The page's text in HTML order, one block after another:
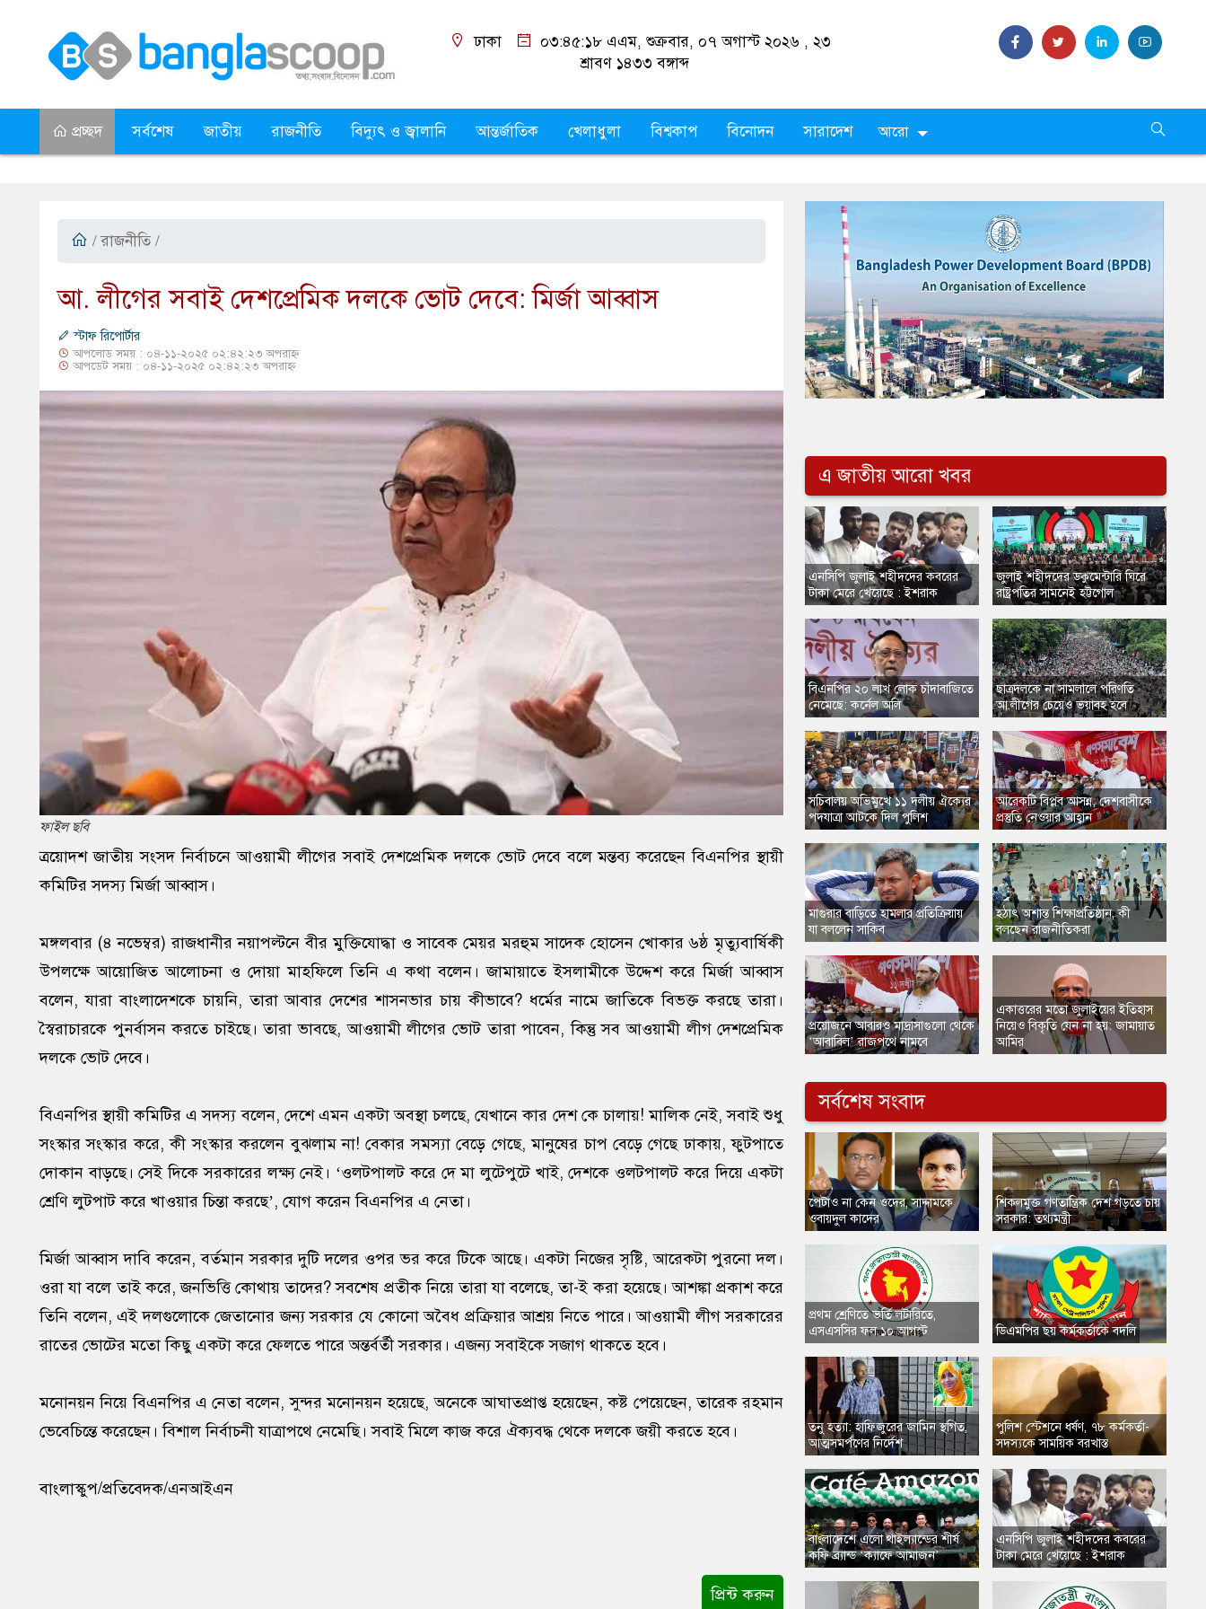
ঢাকা ০৩:৪৫:১৯ এএম, শুক্রবার, ০৭ অগাস্ট ২০২৬ , ২৩
শ্রাবণ ১৪৩৩ বঙ্গাব্দ
প্রচ্ছদ সর্বশেষ জাতীয় রাজনীতি বিদ্যুৎ ও জ্বালানি আন্তর্জাতিক খেলাধুলা বিশ্বকাপ বিনোদন সারাদেশ আরো
/ রাজনীতি /
​আ. লীগের সবাই দেশপ্রেমিক দলকে ভোট দেবে: মির্জা আব্বাস
স্টাফ রিপোর্টার
আপলোড সময় : ০৪-১১-২০২৫ ০২:৪২:২৩ অপরাহ্ন
আপডেট সময় : ০৪-১১-২০২৫ ০২:৪২:২৩ অপরাহ্ন
ফাইল ছবি
ত্রয়োদশ জাতীয় সংসদ নির্বাচনে আওয়ামী লীগের সবাই দেশপ্রেমিক দলকে ভোট দেবে বলে মন্তব্য করেছেন বিএনপির স্থায়ী
কমিটির সদস্য মির্জা আব্বাস।
মঙ্গলবার (৪ নভেম্বর) রাজধানীর নয়াপল্টনে বীর মুক্তিযোদ্ধা ও সাবেক মেয়র মরহুম সাদেক হোসেন খোকার ৬ষ্ঠ মৃত্যুবার্ষিকী
উপলক্ষে আয়োজিত আলোচনা ও দোয়া মাহফিলে তিনি এ কথা বলেন। জামায়াতে ইসলামীকে উদ্দেশ করে মির্জা আব্বাস
বলেন, যারা বাংলাদেশকে চায়নি, তারা আবার দেশের শাসনভার চায় কীভাবে? ধর্মের নামে জাতিকে বিভক্ত করছে তারা।
স্বৈরাচারকে পুনর্বাসন করতে চাইছে। তারা ভাবছে, আওয়ামী লীগের ভোট তারা পাবেন, কিন্তু সব আওয়ামী লীগ দেশপ্রেমিক
দলকে ভোট দেবে।
বিএনপির স্থায়ী কমিটির এ সদস্য বলেন, দেশে এমন একটা অবস্থা চলছে, যেখানে কার দেশ কে চালায়! মালিক নেই, সবাই শুধু
সংস্কার সংস্কার করে, কী সংস্কার করলেন বুঝলাম না! বেকার সমস্যা বেড়ে গেছে, মানুষের চাপ বেড়ে গেছে ঢাকায়, ফুটপাতে
দোকান বাড়ছে। সেই দিকে সরকারের লক্ষ্য নেই। ‘ওলটপালট করে দে মা লুটেপুটে খাই, দেশকে ওলটপালট করে দিয়ে একটা
শ্রেণি লুটপাট করে খাওয়ার চিন্তা করছে’, যোগ করেন বিএনপির এ নেতা।
মির্জা আব্বাস দাবি করেন, বর্তমান সরকার দুটি দলের ওপর ভর করে টিকে আছে। একটা নিজের সৃষ্টি, আরেকটা পুরনো দল।
ওরা যা বলে তাই করে, জনভিত্তি কোথায় তাদের? সবশেষ প্রতীক নিয়ে তারা যা বলেছে, তা-ই করা হয়েছে। আশঙ্কা প্রকাশ করে
তিনি বলেন, এই দলগুলোকে জেতানোর জন্য সরকার যে কোনো অবৈধ প্রক্রিয়ার আশ্রয় নিতে পারে। আওয়ামী লীগ সরকারের
রাতের ভোটের মতো কিছু একটা করে ফেলতে পারে অন্তর্বর্তী সরকার। এজন্য সবাইকে সজাগ থাকতে হবে।
মনোনয়ন নিয়ে বিএনপির এ নেতা বলেন, সুন্দর মনোনয়ন হয়েছে, অনেকে আঘাতপ্রাপ্ত হয়েছেন, কষ্ট পেয়েছেন, তারেক রহমান
ভেবেচিন্তে করেছেন। বিশাল নির্বাচনী যাত্রাপথে নেমেছি। সবাই মিলে কাজ করে ঐক্যবদ্ধ থেকে দলকে জয়ী করতে হবে।
বাংলাস্কুপ/প্রতিবেদক/এনআইএন
প্রিন্ট করুন
এ জাতীয় আরো খবর
এনসিপি জুলাই শহীদদের কবরের
টাকা মেরে খেয়েছে : ইশরাক
​বিএনপির ২০ লাখ লোক চাঁদাবাজিতে
নেমেছে: কর্নেল অলি
সচিবালয় অভিমুখে ১১ দলীয় ঐক্যের
পদযাত্রা আটকে দিল পুলিশ
​মাগুরার বাড়িতে হামলার প্রতিক্রিয়ায়
যা বললেন সাকিব
​প্রয়োজনে আবারও মাদ্রাসাগুলো থেকে
‘আবাবিল’ রাজপথে নামবে
জুলাই শহীদদের ডকুমেন্টারি ঘিরে
রাষ্ট্রপতির সামনেই হট্টগোল
​ছাত্রদলকে না সামলালে পরিণতি
আ.লীগের চেয়েও ভয়াবহ হবে
আরেকটি বিপ্লব আসন্ন, দেশবাসীকে
প্রস্তুতি নেওয়ার আহ্বান
হঠাৎ অশান্ত শিক্ষাপ্রতিষ্ঠান, কী
বলছেন রাজনীতিকরা
একাত্তরের মতো জুলাইয়ের ইতিহাস
নিয়েও বিকৃতি যেন না হয়: জামায়াত
আমির
সর্বশেষ সংবাদ
​পেটাও না কেন ওদের, সাদ্দামকে
ওবায়দুল কাদের
প্রথম শ্রেণিতে ভর্তি লটারিতে,
এসএসসির ফল ১০ আগস্ট
তনু হত্যা: হাফিজুরের জামিন স্থগিত,
আত্মসমর্পণের নির্দেশ
​বাংলাদেশে এলো থাইল্যান্ডের শীর্ষ
কফি ব্র্যান্ড ‘ক্যাফে আমাজন’
​শিকলমুক্ত গণতান্ত্রিক দেশ গড়তে চায়
সরকার: তথ্যমন্ত্রী
​ডিএমপির ছয় কর্মকর্তাকে বদলি
​পুলিশ স্টেশনে ধর্ষণ, ৭৮ কর্মকর্তা-
সদস্যকে সাময়িক বরখাস্ত
এনসিপি জুলাই শহীদদের কবরের
টাকা মেরে খেয়েছে : ইশরাক